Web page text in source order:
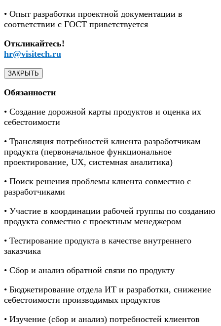
• Опыт разработки проектной документации в
соответствии с ГОСТ приветствуется
Откликайтесь!
hr@visitech.ru
ЗАКРЫТЬ
Обязанности
• Создание дорожной карты продуктов и оценка их
себестоимости
• Трансляция потребностей клиента разработчикам
продукта (первоначальное функциональное
проектирование, UX, системная аналитика)
• Поиск решения проблемы клиента совместно с
разработчиками
• Участие в координации рабочей группы по созданию
продукта совместно с проектным менеджером
• Тестирование продукта в качестве внутреннего
заказчика
• Сбор и анализ обратной связи по продукту
• Бюджетирование отдела ИТ и разработки, снижение
себестоимости производимых продуктов
• Изучение (сбор и анализ) потребностей клиентов